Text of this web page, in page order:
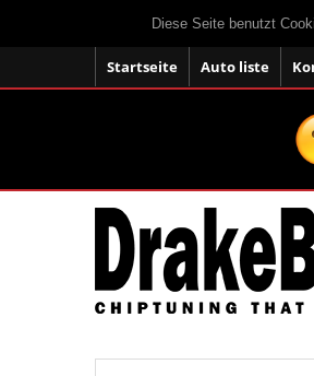
Diese Seite benutzt
Startseite Auto liste